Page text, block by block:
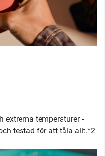
extrema temperaturer -
testad för att tåla allt.*2